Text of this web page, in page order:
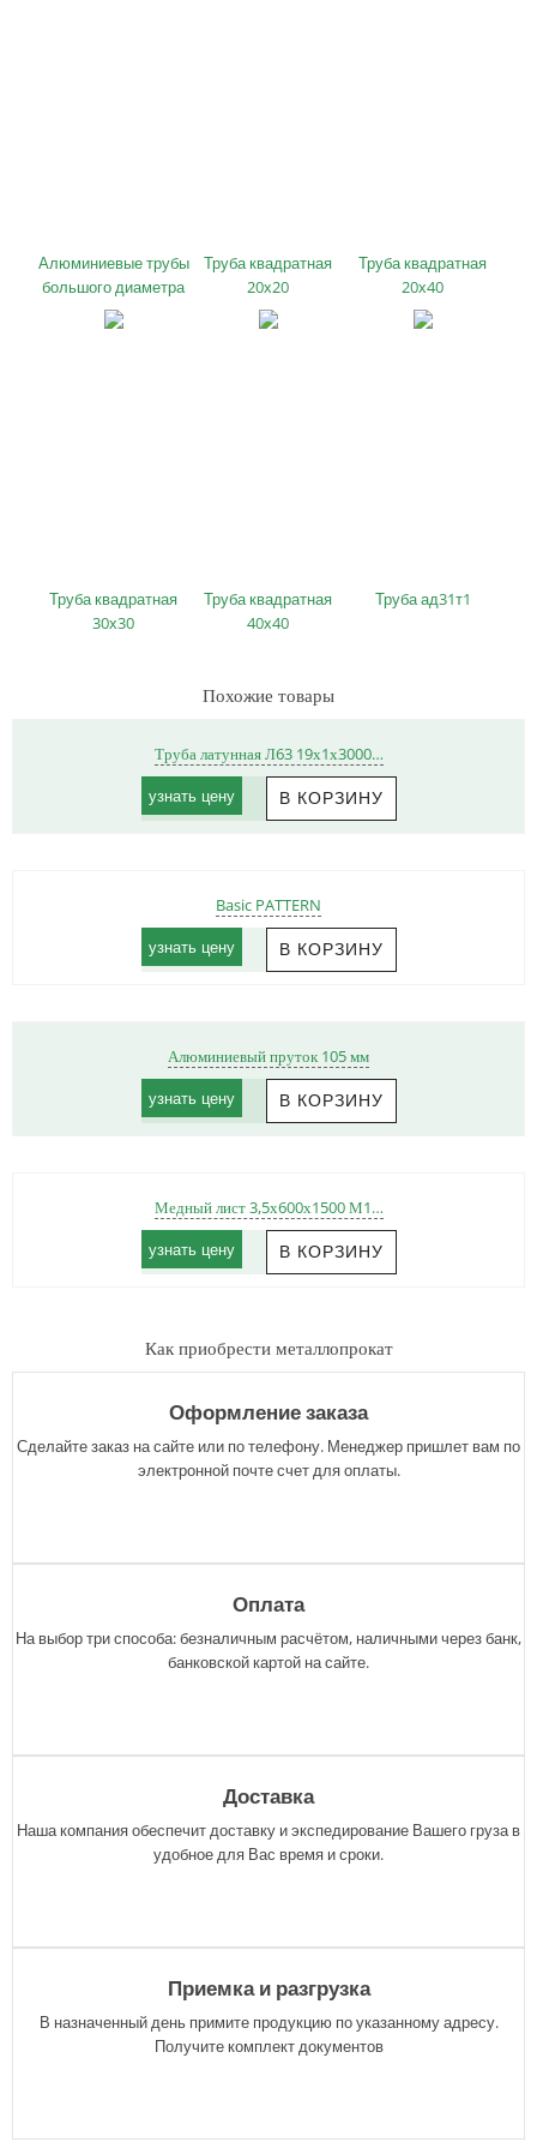
Алюминиевые трубы
большого диаметра
Труба квадратная
20х20
Труба квадратная
20х40
Труба квадратная
30х30
Труба квадратная
40х40
Труба ад31т1
Похожие товары
Труба латунная Л63 19х1х3000…
узнать цену
Basic PATTERN
узнать цену
Алюминиевый пруток 105 мм
узнать цену
Медный лист 3,5х600х1500 М1…
узнать цену
Как приобрести металлопрокат
Оформление заказа
Сделайте заказ на сайте или по телефону. Менеджер пришлет вам по
электронной почте счет для оплаты.
Оплата
На выбор три способа: безналичным расчётом, наличными через банк,
банковской картой на сайте.
Доставка
Наша компания обеспечит доставку и экспедирование Вашего груза в
удобное для Вас время и сроки.
Приемка и разгрузка
В назначенный день примите продукцию по указанному адресу.
Получите комплект документов